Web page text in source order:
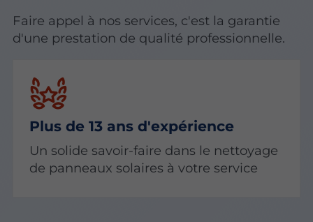
Faire appel à nos services, c'est la garantie
d'une prestation de qualité professionnelle.
Plus de 13 ans d'expérience
Un solide savoir-faire dans le nettoyage
de panneaux solaires à votre service